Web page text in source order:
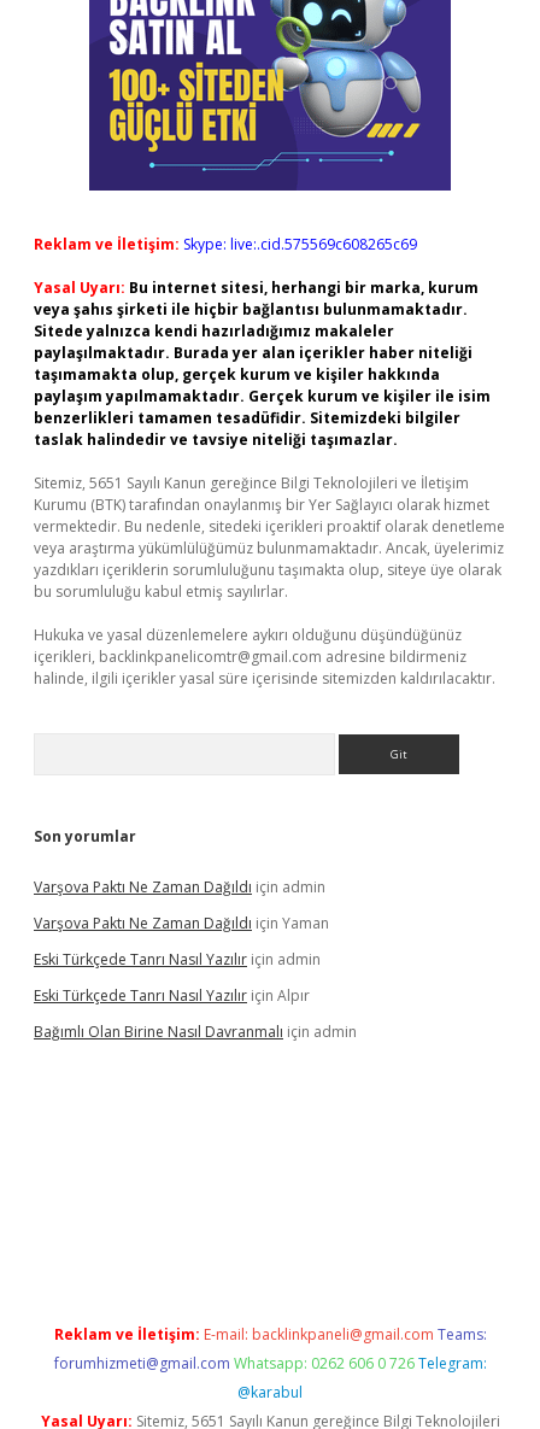
Reklam ve İletişim: Skype: live:.cid.575569c608265c69
Yasal Uyarı: Bu internet sitesi, herhangi bir marka, kurum
veya şahıs şirketi ile hiçbir bağlantısı bulunmamaktadır.
Sitede yalnızca kendi hazırladığımız makaleler
paylaşılmaktadır. Burada yer alan içerikler haber niteliği
taşımamakta olup, gerçek kurum ve kişiler hakkında
paylaşım yapılmamaktadır. Gerçek kurum ve kişiler ile isim
benzerlikleri tamamen tesadüfidir. Sitemizdeki bilgiler
taslak halindedir ve tavsiye niteliği taşımazlar.
Sitemiz, 5651 Sayılı Kanun gereğince Bilgi Teknolojileri ve İletişim
Kurumu (BTK) tarafından onaylanmış bir Yer Sağlayıcı olarak hizmet
vermektedir. Bu nedenle, sitedeki içerikleri proaktif olarak denetleme
veya araştırma yükümlülüğümüz bulunmamaktadır. Ancak, üyelerimiz
yazdıkları içeriklerin sorumluluğunu taşımakta olup, siteye üye olarak
bu sorumluluğu kabul etmiş sayılırlar.
Hukuka ve yasal düzenlemelere aykırı olduğunu düşündüğünüz
içerikleri, backlinkpanelicomtr@gmail.com adresine bildirmeniz
halinde, ilgili içerikler yasal süre içerisinde sitemizden kaldırılacaktır.
Son yorumlar
Varşova Paktı Ne Zaman Dağıldı için admin
Varşova Paktı Ne Zaman Dağıldı için Yaman
Eski Türkçede Tanrı Nasıl Yazılır için admin
Eski Türkçede Tanrı Nasıl Yazılır için Alpır
Bağımlı Olan Birine Nasıl Davranmalı için admin
Reklam ve İletişim: E-mail: backlinkpaneli@gmail.com Teams:
forumhizmeti@gmail.com Whatsapp: 0262 606 0 726 Telegram:
@karabul
Yasal Uyarı: Sitemiz, 5651 Sayılı Kanun gereğince Bilgi Teknolojileri